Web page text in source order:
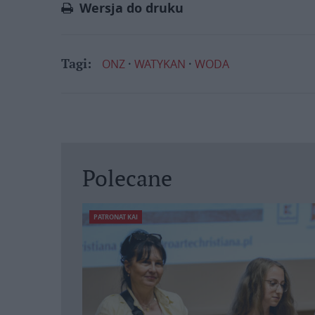
Wersja do druku
Tagi: ONZ WATYKAN WODA
Polecane
PATRONAT KAI